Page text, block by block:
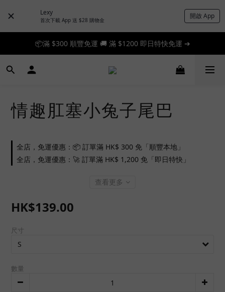
Lexy
首次下載 App 送 $28 購物金 開啟 App
📦滿 $300 順豐免運 🚚 滿 $1200 即日特快免運 ➔
📦滿 $300 順豐免運 🚚 滿 $1200 即日特快免運 ➔
🎉 新人首單享 88 折，快來領券加入！➔
情趣肛塞小兔子尾巴
全店，免運優惠：📦 訂單滿 HK$ 300 免「順豐本地」
全店，免運優惠：🚀 訂單滿 HK$ 1,200 免「即日特快」
查看更多
HK$139.00
尺寸
數量